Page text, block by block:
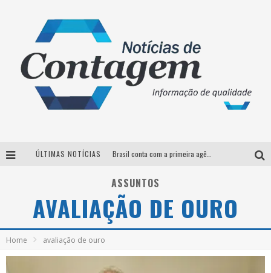
ÚLTIMAS NOTÍCIAS
Votação para o concurso Rainha do Pedro Leopoldo Rodeio Show 2026 é liberada no G1
Suzy Brasil desembarca em Belo Horizonte nesta quinta-feira com o espetáculo “Uma Noite Horripilante”
ASSUNTOS
AVALIAÇÃO DE OURO
Home avaliação de ouro